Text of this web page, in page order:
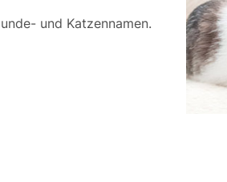
und Katzennamen.